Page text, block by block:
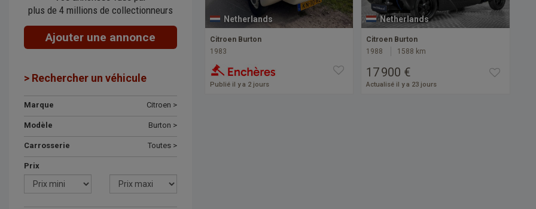
plus de 4 millions de collectionneurs
Ajouter une annonce
> Rechercher un véhicule
Marque Citroen >
Modèle Burton >
Carrosserie Toutes >
Prix
Netherlands
Citroen Burton
1983
Publié il y a 2 jours
Netherlands
Citroen Burton
1988
1588 km
17 900 €
Actualisé il y a 23 jours